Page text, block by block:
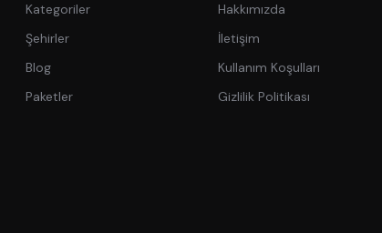
Kategoriler
Şehirler
Blog
Paketler
Hakkımızda
İletişim
Kullanım Koşulları
Gizlilik Politikası